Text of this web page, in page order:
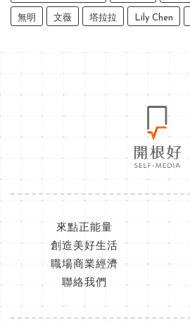
無明 文薇 塔拉拉 Lily Chen
來點正能量
創造美好生活
職場商業經濟
聯絡我們